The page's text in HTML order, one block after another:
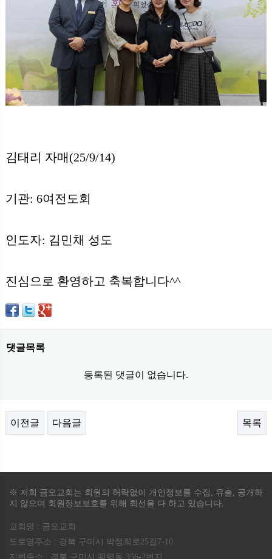
김태리 자매(25/9/14)
기관: 6여전도회
인도자: 김민채 성도
진심으로 환영하고 축복합니다^^​ ​
댓글목록
등록된 댓글이 없습니다.
이전글 다음글 목록
※ 저희 금오교회는 회원의 허락없이 개인정보를 수집, 유출, 공개하
지 않으며 회원정보보호를 위해 최선을 다 하고 있습니다.
교회명 : 금오교회
도로명주소 : 경북 구미시 박정희로25길7-10
지번주소 : 경북 구미시 광평동 356-2번지